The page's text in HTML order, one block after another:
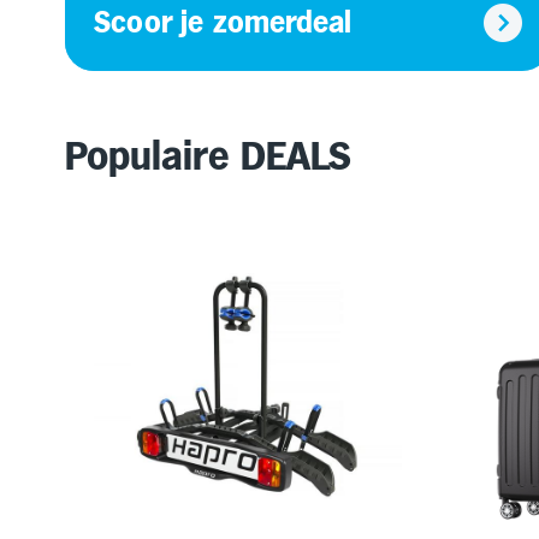
Scoor je zomerdeal
Populaire DEALS